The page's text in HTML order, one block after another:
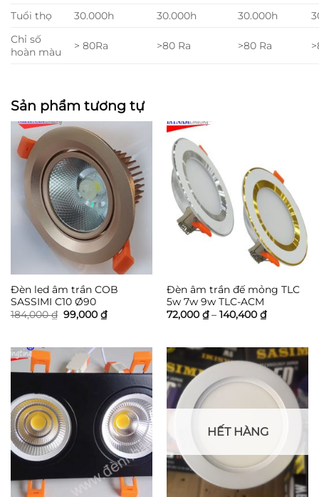
Tuổi thọ 30.000h 30.000h 30.000h
Chỉ số
hoàn màu
> 80Ra >80 Ra >80 Ra
Sản phẩm tương tự
Đèn led âm trần COB
SASSIMI C10 Ø90
184,000₫ Giá
gốc
99,000 ₫Giá
hiện
99,000 ₫.
Đèn âm trần đế mỏng TLC
5w 7w 9w TLC-ACM
72,000 ₫ – 140,400 ₫Khoảng
giá:
đến
140,400 ₫
HẾT HÀNG